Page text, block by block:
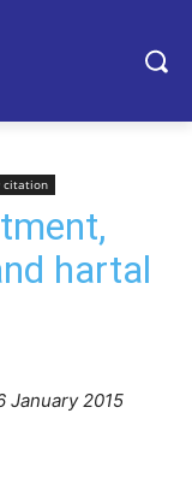
citation
hartal
January 2015